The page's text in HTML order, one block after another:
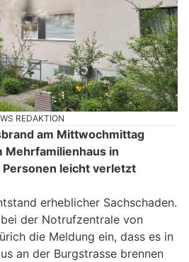
REDAKTION
am Mittwochmittag
in
leicht verletzt
erheblicher Sachschaden.
der Notrufzentrale von
die Meldung ein, dass es in
an der Burgstrasse brennen